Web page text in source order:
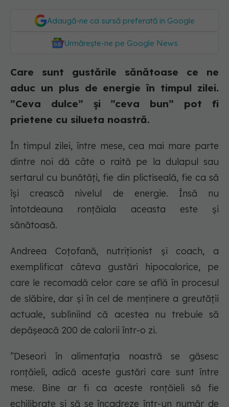
Adaugă-ne ca sursă preferată în Google
Urmărește-ne pe Google News
Care sunt gustările sănătoase ce ne
aduc un plus de energie în timpul zilei.
”Ceva dulce” și ”ceva bun” pot fi
prietene cu silueta noastră.
În timpul zilei, între mese, cea mai mare parte
dintre noi dă câte o raită pe la dulapul sau
sertarul cu bunătăți, fie din plictiseală, fie ca să
își crească nivelul de energie. Însă nu
întotdeauna ronțăiala aceasta este și
sănătoasă.
Andreea Coțofană, nutriționist și coach, a
exemplificat câteva gustări hipocalorice, pe
care le recomadă celor care se află în procesul
de slăbire, dar și în cel de menținere a greutății
actuale, subliniind că acestea nu trebuie să
depășeacă 200 de calorii într-o zi.
”Deseori în alimentația noastră se găsesc
ronțăieli, adică aceste gustări care sunt între
mese. Bine ar fi ca aceste ronțăieli să fie
echilibrate și să se încadreze într-un număr de